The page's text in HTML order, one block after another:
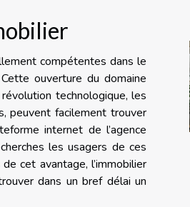
compétentes dans le
ouverture du domaine
technologique, les
peuvent facilement trouver
internet de l’agence
les usagers de ces
cet avantage, l’immobilier
dans un bref délai un